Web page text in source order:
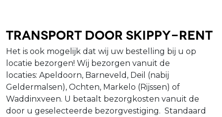
Transport door Skippy-Rent
Het is ook mogelijk dat wij uw bestelling bij u op
locatie bezorgen! Wij bezorgen vanuit de
locaties: Apeldoorn, Barneveld, Deil (nabij
Geldermalsen), Ochten, Markelo (Rijssen) of
Waddinxveen. U betaalt bezorgkosten vanuit de
door u geselecteerde bezorgvestiging. Standaard